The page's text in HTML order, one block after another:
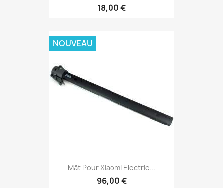
18,00 €
Mât Pour Xiaomi Electric...
96,00 €
NOUVEAU